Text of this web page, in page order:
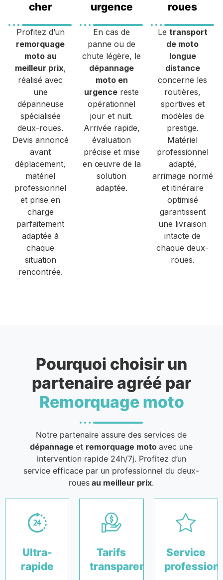
cher
Profitez d’un
remorquage
moto au
meilleur prix,
réalisé avec
une
dépanneuse
spécialisée
deux-roues.
Devis annoncé
avant
déplacement,
matériel
professionnel
et prise en
charge
parfaitement
adaptée à
chaque
situation
rencontrée.
urgence
En cas de
panne ou de
chute légère, le
dépannage
moto en
urgence reste
opérationnel
jour et nuit.
Arrivée rapide,
évaluation
précise et mise
en œuvre de la
solution
adaptée.
roues
Le transport
de moto
longue
distance
concerne les
routières,
sportives et
modèles de
prestige.
Matériel
professionnel
adapté,
arrimage normé
et itinéraire
optimisé
garantissent
une livraison
intacte de
chaque deux-
roues.
Pourquoi choisir un
partenaire agréé par
Remorquage moto
Notre partenaire assure des services de
dépannageet remorquage motoavec une
intervention rapide 24h/7j. Profitez d’un
service efficace par un professionnel du deux-
roues au meilleur prix.
Ultra-
rapide
Tarifs
transparents
Service